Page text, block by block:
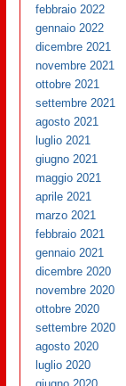
febbraio 2022
gennaio 2022
dicembre 2021
novembre 2021
ottobre 2021
settembre 2021
agosto 2021
luglio 2021
giugno 2021
maggio 2021
aprile 2021
marzo 2021
febbraio 2021
gennaio 2021
dicembre 2020
novembre 2020
ottobre 2020
settembre 2020
agosto 2020
luglio 2020